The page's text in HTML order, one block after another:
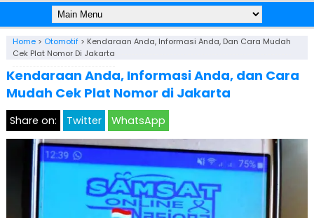
Home> Otomotif> Kendaraan Anda, Informasi Anda, Dan Cara Mudah
Cek Plat Nomor Di Jakarta
Kendaraan Anda, Informasi Anda, dan Cara
Mudah Cek Plat Nomor di Jakarta
Share on: Twitter WhatsApp